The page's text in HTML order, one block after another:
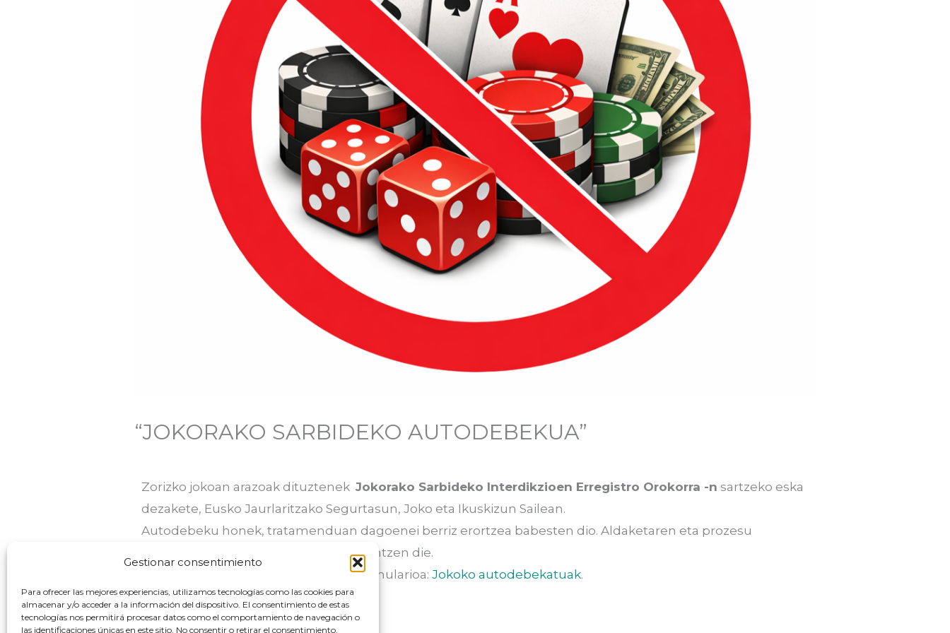
Gestionar consentimiento
Para ofrecer las mejores experiencias, utilizamos tecnologías como las cookies para
almacenar y/o acceder a la información del dispositivo. El consentimiento de estas
tecnologías nos permitirá procesar datos como el comportamiento de navegación o
las identificaciones únicas en este sitio. No consentir o retirar el consentimiento,
“JOKORAKO SARBIDEKO AUTODEBEKUA”
Zorizko jokoan arazoak dituztenek Jokorako Sarbideko Interdikzioen Erregistro Orokorra -n sartzeko eska
dezakete, Eusko Jaurlaritzako Segurtasun, Joko eta Ikuskizun Sailean.
Autodebeku honek, tratamenduan dagoenei berriz erortzea babesten dio. Aldaketaren eta prozesu
terapeutikoaren erantzule izaten laguntzen die.
Esteka honetan eskura dezakezue formularioa: Jokoko autodebekatuak.